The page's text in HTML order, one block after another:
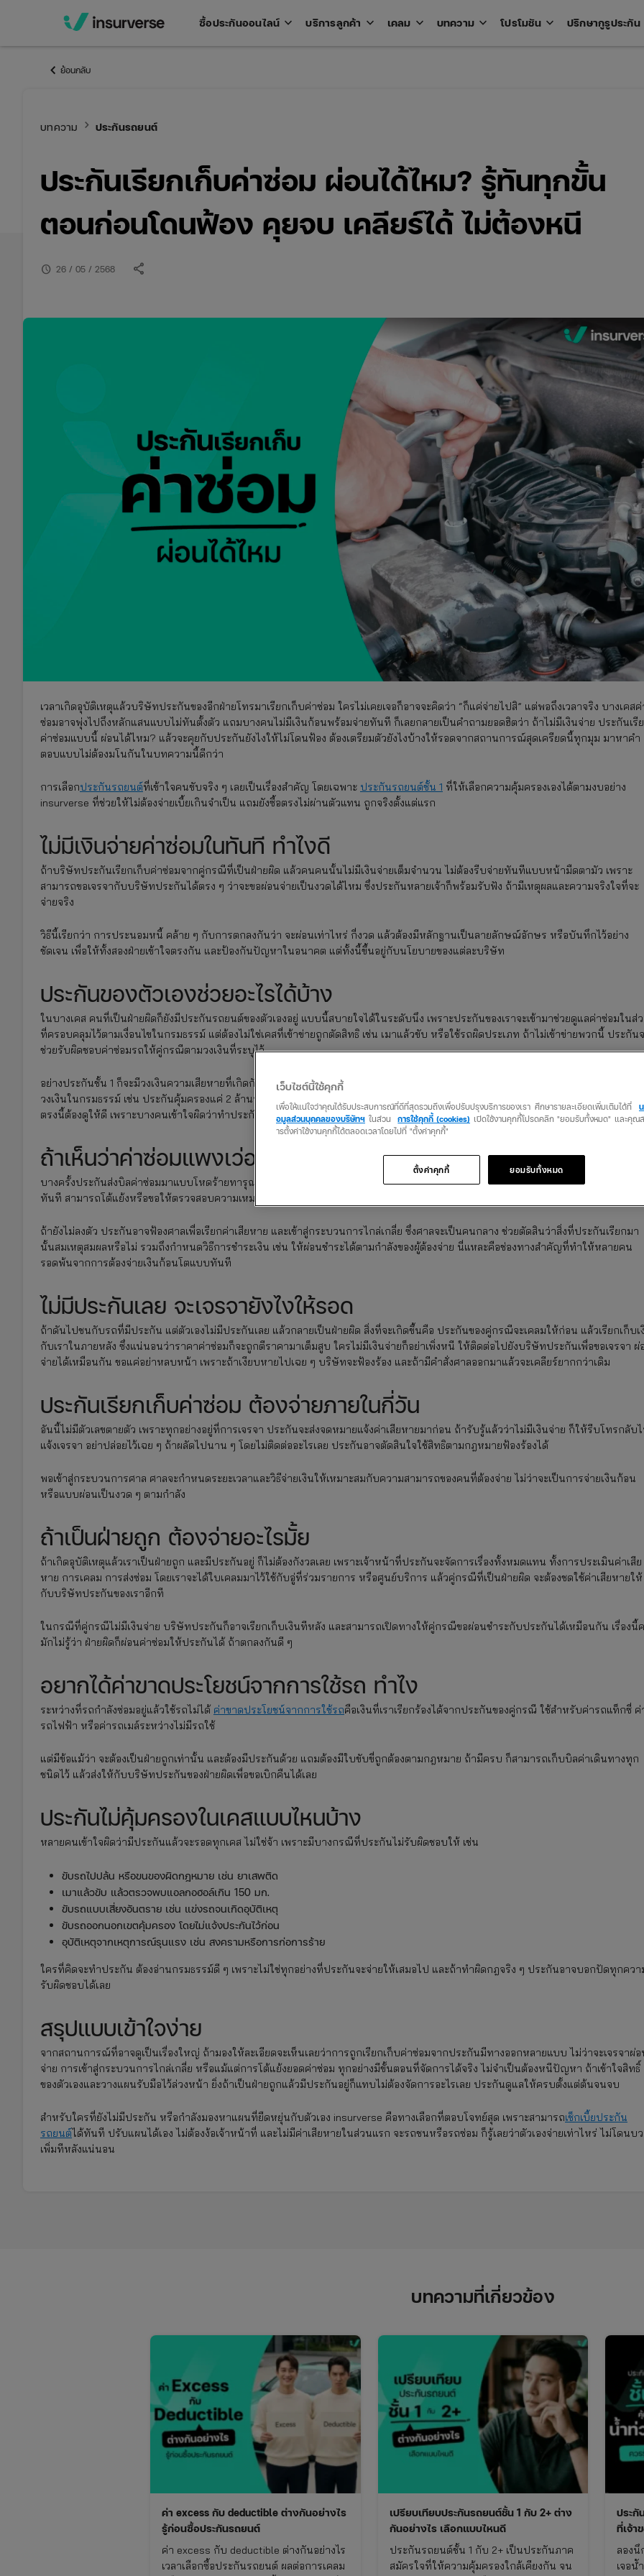
ซื้อประกันออนไลน์ keyboard_arrow_down Open
บริการลูกค้า keyboard_arrow_down Open
เคลม keyboard_arrow_down Open
บทความ keyboard_arrow_down Open
โปรโมชัน keyboard_arrow_down Open
ปรึกษากูรูประกัน
keyboard_arrow_left ย้อนกลับ
บทความ keyboard_arrow_right ประกันรถยนต์
ประกันเรียกเก็บค่าซ่อม ผ่อนได้ไหม? รู้ทันทุกขั้น
ตอนก่อนโดนฟ้อง คุยจบ เคลียร์ได้ ไม่ต้องหนี
schedule 26 / 05 / 2568 share
เวลาเกิดอุบัติเหตุแล้วบริษัทประกันของอีกฝ่ายโทรมาเรียกเก็บค่าซ่อม ใครไม่เคยเจอก็อาจจะคิดว่า “ก็แค่จ่ายไปสิ” แต่พอถึงเวลาจริง บางเคสค่
ซ่อมอาจพุ่งไปถึงหลักแสนแบบไม่ทันตั้งตัว แถมบางคนไม่มีเงินก้อนพร้อมจ่ายทันที ก็เลยกลายเป็นคำถามยอดฮิตว่า ถ้าไม่มีเงินจ่าย ประกันเรี
ค่าซ่อมแบบนี้ ผ่อนได้ไหม? แล้วจะคุยกับประกันยังไงให้ไม่โดนฟ้อง ต้องเตรียมตัวยังไงบ้างให้รอดจากสถานการณ์สุดเครียดนี้ทุกมุม มาหาคำ
ตอบแบบไม่ต้องมโนกันในบทความนี้ดีกว่า
การเลือกประกันรถยนต์ที่เข้าใจคนขับจริง ๆ เลยเป็นเรื่องสำคัญ โดยเฉพาะ ประกันรถยนต์ชั้น 1 ที่ให้เลือกความคุ้มครองเองได้ตามงบอย่าง
insurverse ที่ช่วยให้ไม่ต้องจ่ายเบี้ยเกินจำเป็น แถมยังซื้อตรงไม่ผ่านตัวแทน ถูกจริงตั้งแต่แรก
ไม่มีเงินจ่ายค่าซ่อมในทันที ทำไงดี
ถ้าบริษัทประกันเรียกเก็บค่าซ่อมจากคู่กรณีที่เป็นฝ่ายผิด แล้วคนคนนั้นไม่มีเงินจ่ายเต็มจำนวน ไม่ต้องรีบจ่ายทันทีแบบหน้ามืดตามัว เพราะ
สามารถขอเจรจากับบริษัทประกันได้ตรง ๆ ว่าจะขอผ่อนจ่ายเป็นงวดได้ไหม ซึ่งประกันหลายเจ้าก็พร้อมรับฟัง ถ้ามีเหตุผลและความจริงใจที่จะ
จ่ายจริง
วิธีนี้เรียกว่า การประนอมหนี้ คล้าย ๆ กับการตกลงกันว่า จะผ่อนเท่าไหร่ กี่งวด แล้วต้องมีหลักฐานเป็นลายลักษณ์อักษร หรือบันทึกไว้อย่าง
ชัดเจน เพื่อให้ทั้งสองฝ่ายเข้าใจตรงกัน และป้องกันปัญหาในอนาคต แต่ทั้งนี้ขึ้นอยู่กับนโยบายของแต่ละบริษัท
ประกันของตัวเองช่วยอะไรได้บ้าง
ในบางเคส คนที่เป็นฝ่ายผิดก็ยังมีประกันรถยนต์ของตัวเองอยู่ แบบนี้สบายใจได้ในระดับนึง เพราะประกันของเราจะเข้ามาช่วยดูแลค่าซ่อมในส่
ที่ครอบคลุมไว้ตามเงื่อนไขในกรมธรรม์ แต่ต้องไม่ใช่เคสที่เข้าข่ายถูกตัดสิทธิ เช่น เมาแล้วขับ หรือใช้รถผิดประเภท ถ้าไม่เข้าข่ายพวกนี้ ประกัน
ช่วยรับผิดชอบค่าซ่อมรถให้คู่กรณีตามวงเงินที่ระบุไว้
อย่างประกันชั้น 1 ก็จะมีวงเงินความเสียหายที่เกิดกับบุคคลภายนอกประมาณ 1-5 ล้านบาท ซึ่งมากพอสมควร แต่ถ้าเกิดว่าค่าซ่อมมันทะลุเกิน
วงเงินในกรมธรรม์ เช่น ประกันคุ้มครองแค่ 2 ล้านบาท แต่ค่าซ่อมรถคู่กรณีดันอยู่ที่ 3 ล้าน ส่วนที่เกินมาอีก 1 ล้าน คนทำประกันต้องจ่ายเองนะ
ตรงนี้ต้องดูให้ดี เพราะบางคนเข้าใจผิดว่าทำประกันแล้วไม่ต้องรับผิดชอบอะไรเลย ซึ่งไม่ใช่
ถ้าเห็นว่าค่าซ่อมแพงเว่อร์ ทำยังไงได้บ้าง
บางครั้งประกันส่งบิลค่าซ่อมมาแบบโหดร้ายทารุณ เห็นแล้วหน้าซีด คิดในใจว่านี่ราคาซ่อมหรือเปลี่ยนรถใหม่ ถ้าเจอเคสแบบนี้ ไม่ต้องยอมจ่าย
ทันที สามารถโต้แย้งหรือขอให้ตรวจสอบความเหมาะสมของราคาค่าซ่อมได้
ถ้ายังไม่ลงตัว ประกันอาจฟ้องศาลเพื่อเรียกค่าเสียหาย และเข้าสู่กระบวนการไกล่เกลี่ย ซึ่งศาลจะเป็นคนกลาง ช่วยตัดสินว่าสิ่งที่ประกันเรียกมา
นั้นสมเหตุสมผลหรือไม่ รวมถึงกำหนดวิธีการชำระเงิน เช่น ให้ผ่อนชำระได้ตามกำลังของผู้ต้องจ่าย นี่แหละคือช่องทางสำคัญที่ทำให้หลายคน
รอดพ้นจากการต้องจ่ายเงินก้อนโตแบบทันที
ไม่มีประกันเลย จะเจรจายังไงให้รอด
ถ้าดันไปชนกับรถที่มีประกัน แต่ตัวเองไม่มีประกันเลย แล้วกลายเป็นฝ่ายผิด สิ่งที่จะเกิดขึ้นคือ ประกันของคู่กรณีจะเคลมให้ก่อน แล้วเรียกเก็บเ
กับเราในภายหลัง ซึ่งแน่นอนว่าราคาค่าซ่อมก็จะถูกตีราคามาเต็มสูบ ใครไม่มีเงินจ่ายก็อย่าเพิ่งหนี ให้ติดต่อไปยังบริษัทประกันเพื่อขอเจรจา ผ่
จ่ายได้เหมือนกัน ขอแค่อย่าหลบหน้า เพราะถ้าเงียบหายไปเฉย ๆ บริษัทจะฟ้องร้อง และถ้ามีคำสั่งศาลออกมาแล้วจะเคลียร์ยากกว่าเดิม
ประกันเรียกเก็บค่าซ่อม ต้องจ่ายภายในกี่วัน
อันนี้ไม่มีตัวเลขตายตัว เพราะทุกอย่างอยู่ที่การเจรจา ประกันจะส่งจดหมายแจ้งค่าเสียหายมาก่อน ถ้ารับรู้แล้วว่าไม่มีเงินจ่าย ก็ให้รีบโทรกลับ
แจ้งเจรจา อย่าปล่อยไว้เฉย ๆ ถ้าผลัดไปนาน ๆ โดยไม่ติดต่ออะไรเลย ประกันอาจตัดสินใจใช้สิทธิตามกฎหมายฟ้องร้องได้
พอเข้าสู่กระบวนการศาล ศาลจะกำหนดระยะเวลาและวิธีจ่ายเงินให้เหมาะสมกับความสามารถของคนที่ต้องจ่าย ไม่ว่าจะเป็นการจ่ายเงินก้อน
หรือแบบผ่อนเป็นงวด ๆ ตามกำลัง
ถ้าเป็นฝ่ายถูก ต้องจ่ายอะไรมั้ย
ถ้าเกิดอุบัติเหตุแล้วเราเป็นฝ่ายถูก และมีประกันอยู่ ก็ไม่ต้องกังวลเลย เพราะเจ้าหน้าที่ประกันจะจัดการเรื่องทั้งหมดแทน ทั้งการประเมินค่าเสีย
หาย การเคลม การส่งซ่อม โดยเราจะได้ใบเคลมมาไว้ใช้กับอู่ที่ร่วมรายการ หรือศูนย์บริการ แล้วคู่กรณีที่เป็นฝ่ายผิด จะต้องชดใช้ค่าเสียหายให้
กับบริษัทประกันของเราอีกที
ในกรณีที่คู่กรณีไม่มีเงินจ่าย บริษัทประกันก็อาจเรียกเก็บเงินทีหลัง และสามารถเปิดทางให้คู่กรณีขอผ่อนชำระกับประกันได้เหมือนกัน เรื่องนี้
มักไม่รู้ว่า ฝ่ายผิดก็ผ่อนค่าซ่อมให้ประกันได้ ถ้าตกลงกันดี ๆ
อยากได้ค่าขาดประโยชน์จากการใช้รถ ทำไง
ระหว่างที่รถกำลังซ่อมอยู่แล้วใช้รถไม่ได้ ค่าขาดประโยชน์จากการใช้รถคือเงินที่เราเรียกร้องได้จากประกันของคู่กรณี ใช้สำหรับค่ารถแท็กซี่ ค่
รถไฟฟ้า หรือค่ารถเมล์ระหว่างไม่มีรถใช้
แต่มีข้อแม้ว่า จะต้องเป็นฝ่ายถูกเท่านั้น และต้องมีประกันด้วย แถมต้องมีใบขับขี่ถูกต้องตามกฎหมาย ถ้ามีครบ ก็สามารถเก็บบิลค่าเดินทางทุก
ชนิดไว้ แล้วส่งให้กับบริษัทประกันของฝ่ายผิดเพื่อขอเบิกคืนได้เลย
ประกันไม่คุ้มครองในเคสแบบไหนบ้าง
หลายคนเข้าใจผิดว่ามีประกันแล้วจะรอดทุกเคส ไม่ใช่จ้า เพราะมีบางกรณีที่ประกันไม่รับผิดชอบให้ เช่น
ขับรถไปปล้น หรือขนของผิดกฎหมาย เช่น ยาเสพติด
เมาแล้วขับ แล้วตรวจพบแอลกอฮอล์เกิน 150 มก.
ขับรถแบบเสี่ยงอันตราย เช่น แข่งรถจนเกิดอุบัติเหตุ
ขับรถออกนอกเขตคุ้มครอง โดยไม่แจ้งประกันไว้ก่อน
อุบัติเหตุจากเหตุการณ์รุนแรง เช่น สงครามหรือการก่อการร้าย
ใครที่คิดจะทำประกัน ต้องอ่านกรมธรรม์ดี ๆ เพราะไม่ใช่ทุกอย่างที่ประกันจะจ่ายให้เสมอไป และถ้าทำผิดกฎจริง ๆ ประกันอาจบอกปัดทุกควา
รับผิดชอบได้เลย
สรุปแบบเข้าใจง่าย
จากสถานการณ์ที่อาจดูเป็นเรื่องใหญ่ ถ้ามองให้ละเอียดจะเห็นเลยว่าการถูกเรียกเก็บค่าซ่อมจากประกันมีทางออกหลายแบบ ไม่ว่าจะเจรจาผ่
จ่าย การเข้าสู่กระบวนการไกล่เกลี่ย หรือแม้แต่การโต้แย้งยอดค่าซ่อม ทุกอย่างมีขั้นตอนที่จัดการได้จริง ไม่จำเป็นต้องหนีปัญหา ถ้าเข้าใจสิทธิ์
ของตัวเองและวางแผนรับมือไว้ล่วงหน้า ยิ่งถ้าเป็นฝ่ายถูกแล้วมีประกันอยู่ก็แทบไม่ต้องจัดการอะไรเลย ประกันดูแลให้ครบตั้งแต่ต้นจนจบ
สำหรับใครที่ยังไม่มีประกัน หรือกำลังมองหาแผนที่ยืดหยุ่นกับตัวเอง insurverse คือทางเลือกที่ตอบโจทย์สุด เพราะสามารถเช็กเบี้ยประกัน
รถยนต์ได้ทันที ปรับแผนได้เอง ไม่ต้องง้อเจ้าหน้าที่ และไม่มีค่าเสียหายในส่วนแรก จะรถชนหรือรถซ่อม ก็รู้เลยว่าตัวเองจ่ายเท่าไหร่ ไม่โดนบ
เพิ่มทีหลังแน่นอน
บทความที่เกี่ยวข้อง
ค่า excess กับ deductible ต่างกันอย่างไร
รู้ก่อนซื้อประกันรถยนต์
ค่า excess กับ deductible ต่างกันอย่างไร
เวลาเลือกซื้อประกันรถยนต์ ผลต่อการเคลม
เปรียบเทียบประกันรถยนต์ชั้น 1 กับ 2+ ต่าง
กันอย่างไร เลือกแบบไหนดี
ประกันรถยนต์ชั้น 1 กับ 2+ เป็นประกันภาค
สมัครใจที่ให้ความคุ้มครองใกล้เคียงกัน จน
ประกั
ที่เจ้า
ลอง
เจอน้
เว็บไซต์นี้ใช้คุกกี้
เพื่อให้แน่ใจว่าคุณได้รับประสบการณ์ที่ดีที่สุดรวมถึงเพื่อปรับปรุงบริการของเรา ศึกษารายละเอียดเพิ่มเติมได้ที่
อมูลส่วนบุคคลของบริษัทฯ ในส่วน การใช้คุกกี้ (cookies) เปิดใช้งานคุกกี้โปรดคลิก "ยอมรับทั้งหมด" และคุณ
ารตั้งค่าใช้งานคุกกี้ได้ตลอดเวลาโดยไปที่ "ตั้งค่าคุกกี้"
ยอมรับทั้งหมด
ตั้งค่าคุกกี้